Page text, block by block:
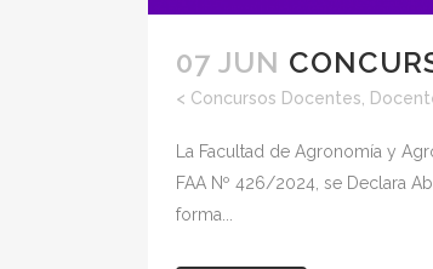
07 JUN
< Concursos Docentes
La Facultad de Agronomía y
FAA Nº 426/2024, se Declara
forma...